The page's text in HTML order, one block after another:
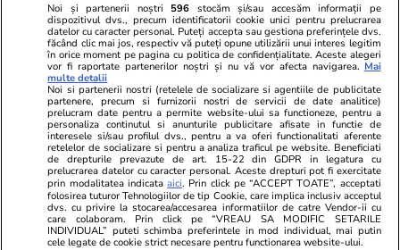
Citește mai multe
TRENDING
Politică 29 iul.
Ilie Bolojan, după oprirea ambelor reactoare
de la Cernavodă: „Reduceți consumul de
energie seara”
Noi și partenerii noștri 596 stocăm și/sau accesăm informații pe
dispozitivul dvs., precum identificatorii cookie unici pentru prelucrarea
datelor cu caracter personal. Puteți accepta sau gestiona preferințele dvs.
făcând clic mai jos, respectiv vă puteți opune utilizării unui interes legitim
în orice moment pe pagina cu politica de confidențialitate. Aceste alegeri
vor fi raportate partenerilor noștri și nu vă vor afecta navigarea. Mai
multe detalii
Noi si partenerii nostri (retelele de socializare si agentiile de publicitate
partenere, precum si furnizorii nostri de servicii de date analitice)
prelucram date pentru a permite website-ului sa functioneze, pentru a
personaliza continutul si anunturile publicitare afisate in functie de
interesele si/sau profilul dvs., pentru a va oferi functionalitati aferente
retelelor de socializare si pentru a analiza traficul pe website. Beneficiati
de drepturile prevazute de art. 15-22 din GDPR in legatura cu
prelucrarea datelor cu caracter personal. Aceste drepturi pot fi exercitate
prin modalitatea indicataaici. Prin click pe “ACCEPT TOATE”, acceptati
folosirea tuturor Tehnologiilor de tip Cookie, care implica inclusiv acceptul
dvs. cu privire la stocarea/accesarea informatiilor de catre Vendor-ii cu
care colaboram. Prin click pe “VREAU SA MODIFIC SETARILE
INDIVIDUAL” puteti schimba preferintele in mod individual, mai putin
cele legate de cookie strict necesare pentru functionarea website-ului.